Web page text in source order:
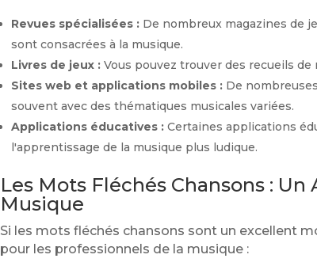
Revues spécialisées : De nombreux magazines de
sont consacrées à la musique.
Livres de jeux : Vous pouvez trouver des recueils
Sites web et applications mobiles : De
souvent avec des thématiques musicales variées.
Applications éducatives : Certaines applications
l'apprentissage de la musique plus ludique.
Les Mots Fléchés Chansons :
Musique
Si les mots fléchés chansons sont un excellent
pour les professionnels de la musique :